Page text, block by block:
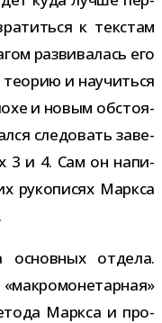
к тек­стам
раз­ви­ва­лась его
и научиться
и новым обсто­я­
сле­до­вать заве­
3 и 4. Сам он напи­
руко­пи­сях Маркса
отдела.
Маркса и про­